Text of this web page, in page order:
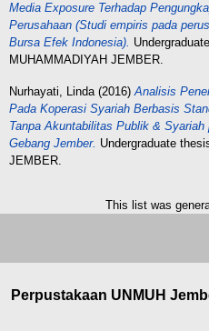
Media Exposure Terhadap
Perusahaan (Studi empiris pada
Bursa Efek Indonesia).
MUHAMMADIYAH JEMBER.
Nurhayati, Linda(2016)Analisis
Pada Koperasi Syariah Berbasis
Tanpa Akuntabilitas Publik &
Gebang Jember. Undergraduate
JEMBER.
This list was
Perpustakaan UNMUH